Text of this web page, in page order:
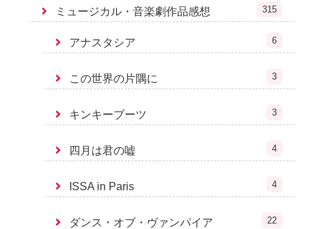
ミュージカル・音楽劇作品感想 315
アナスタシア 6
この世界の片隅に 3
キンキーブーツ 3
四月は君の嘘 4
ISSA in Paris 4
ダンス・オブ・ヴァンパイア 22